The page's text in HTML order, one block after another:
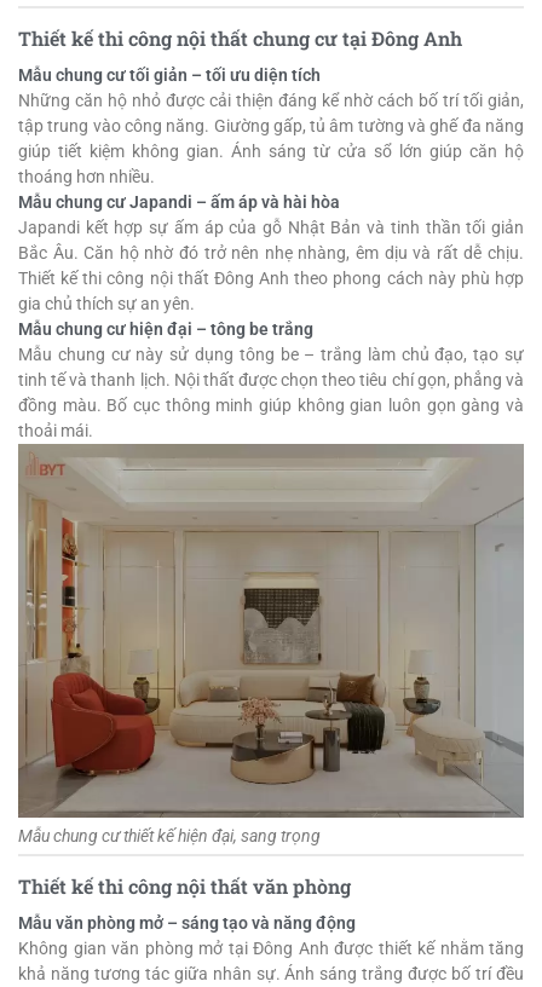
Thiết kế thi công nội thất chung cư tại Đông Anh
Mẫu chung cư tối giản – tối ưu diện tích
Những căn hộ nhỏ được cải thiện đáng kể nhờ cách bố trí tối giản,
tập trung vào công năng. Giường gấp, tủ âm tường và ghế đa năng
giúp tiết kiệm không gian. Ánh sáng từ cửa sổ lớn giúp căn hộ
thoáng hơn nhiều.
Mẫu chung cư Japandi – ấm áp và hài hòa
Japandi kết hợp sự ấm áp của gỗ Nhật Bản và tinh thần tối giản
Bắc Âu. Căn hộ nhờ đó trở nên nhẹ nhàng, êm dịu và rất dễ chịu.
Thiết kế thi công nội thất Đông Anh theo phong cách này phù hợp
gia chủ thích sự an yên.
Mẫu chung cư hiện đại – tông be trắng
Mẫu chung cư này sử dụng tông be – trắng làm chủ đạo, tạo sự
tinh tế và thanh lịch. Nội thất được chọn theo tiêu chí gọn, phẳng và
đồng màu. Bố cục thông minh giúp không gian luôn gọn gàng và
thoải mái.
Mẫu chung cư thiết kế hiện đại, sang trọng
Thiết kế thi công nội thất văn phòng
Mẫu văn phòng mở – sáng tạo và năng động
Không gian văn phòng mở tại Đông Anh được thiết kế nhằm tăng
khả năng tương tác giữa nhân sự. Ánh sáng trắng được bố trí đều